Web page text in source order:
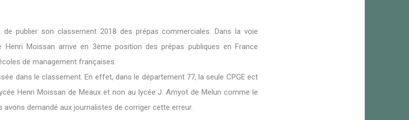
publier son classement 2018 des prépas commerciales. Dans la voie
Moissan arrive en 3ème position des prépas publiques en France
de management françaises.
dans le classement. En effet, dans le département 77, la seule CPGE ect
Henri Moissan de Meaux et non au lycée J. Amyot de Melun comme le
demandé aux journalistes de corriger cette erreur.